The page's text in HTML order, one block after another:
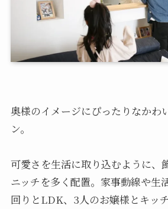
奥様のイメージにぴったりなかわ
ン。
可愛さを生活に取り込むように、
ニッチを多く配置。家事動線や生
回りとLDK、3人のお嬢様とキッ